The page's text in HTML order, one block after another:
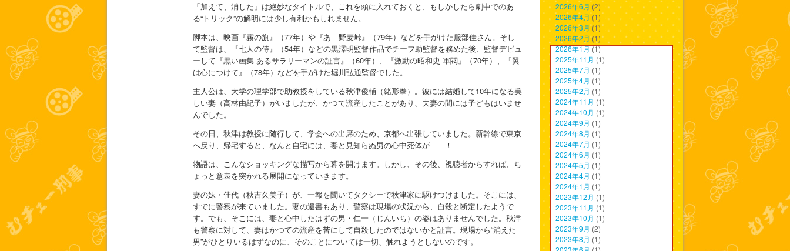
「加えて、消した」は絶妙なタイトルで、これを頭に入れておくと、もしかしたら劇中でのあ
る“トリック”の解明には少し有利かもしれません。
脚本は、映画『霧の旗』（77年）や『あゝ野麦峠』（79年）などを手がけた服部佳さん。そし
て監督は、『七人の侍』（54年）などの黒澤明監督作品でチーフ助監督を務めた後、監督デビュ
ーして『黒い画集 あるサラリーマンの証言』（60年）、『激動の昭和史 軍閥』（70年）、『翼
は心につけて』（78年）などを手がけた堀川弘通監督でした。
主人公は、大学の理学部で助教授をしている秋津俊輔（緒形拳）。彼には結婚して10年になる美
しい妻（高林由紀子）がいましたが、かつて流産したことがあり、夫妻の間には子どもはいませ
んでした。
その日、秋津は教授に随行して、学会への出席のため、京都へ出張していました。新幹線で東京
へ戻り、帰宅すると、なんと自宅には、妻と見知らぬ男の心中死体が――！
物語は、こんなショッキングな描写から幕を開けます。しかし、その後、視聴者からすれば、ち
ょっと意表を突かれる展開になっていきます。
妻の妹・佳代（秋吉久美子）が、一報を聞いてタクシーで秋津家に駆けつけました。そこには、
すでに警察が来ていました。妻の遺書もあり、警察は現場の状況から、自殺と断定したようで
す。でも、そこには、妻と心中したはずの男・仁一（じんいち）の姿はありませんでした。秋津
も警察に対して、妻はかつての流産を苦にして自殺したのではないかと証言。現場から“消えた
男”がひとりいるはずなのに、そのことについては一切、触れようとしないのです。
2026年6月 (2)
2026年4月(1)
2026年3月(1)
2026年2月(1)
2026年1月(1)
2025年11月 (1)
2025年7月 (1)
2025年4月 (1)
2025年2月 (1)
2024年11月 (1)
2024年10月 (1)
2024年9月 (1)
2024年8月 (1)
2024年7月 (1)
2024年6月 (1)
2024年5月 (1)
2024年4月 (1)
2024年1月 (1)
2023年12月 (1)
2023年11月 (1)
2023年10月 (1)
2023年9月 (2)
2023年8月 (1)